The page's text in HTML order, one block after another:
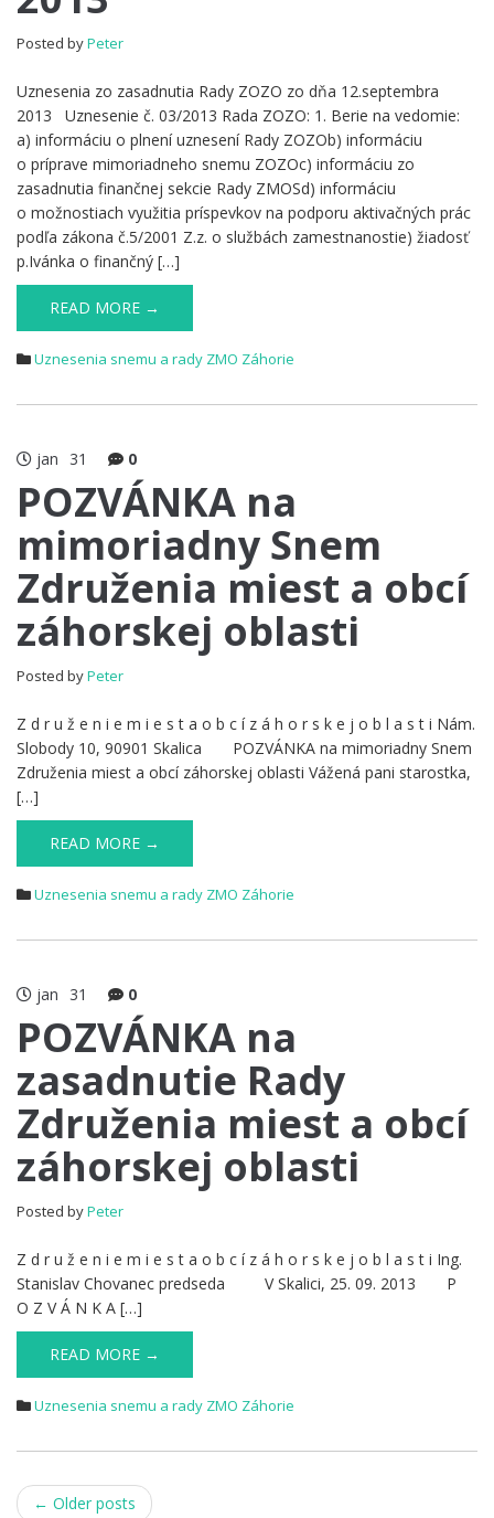
Posted byPeter
Uznesenia zo zasadnutia Rady ZOZO zo dňa 12.septembra
2013 Uznesenie č. 03/2013 Rada ZOZO: 1. Berie na vedomie:
a) informáciu o plnení uznesení Rady ZOZOb) informáciu
o príprave mimoriadneho snemu ZOZOc) informáciu zo
zasadnutia finančnej sekcie Rady ZMOSd) informáciu
o možnostiach využitia príspevkov na podporu aktivačných prác
podľa zákona č.5/2001 Z.z. o službách zamestnanostie) žiadosť
p.Ivánka o finančný […]
READ MORE →
Uznesenia snemu a rady ZMO Záhorie
jan 31 0
POZVÁNKA na
mimoriadny Snem
Združenia miest a obcí
záhorskej oblasti
Posted byPeter
Z d r u ž e n i e m i e s t a o b c í z á h o r s k e j o b l a s t i Nám.
Slobody 10, 90901 Skalica POZVÁNKA na mimoriadny Snem
Združenia miest a obcí záhorskej oblasti Vážená pani starostka,
[…]
READ MORE →
Uznesenia snemu a rady ZMO Záhorie
jan 31 0
POZVÁNKA na
zasadnutie Rady
Združenia miest a obcí
záhorskej oblasti
Posted byPeter
Z d r u ž e n i e m i e s t a o b c í z á h o r s k e j o b l a s t i Ing.
Stanislav Chovanec predseda V Skalici, 25. 09. 2013 P
O Z V Á N K A […]
READ MORE →
Uznesenia snemu a rady ZMO Záhorie
Post
← Older posts